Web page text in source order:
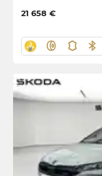
21 658 €